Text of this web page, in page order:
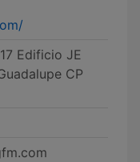
Edificio JE
CP